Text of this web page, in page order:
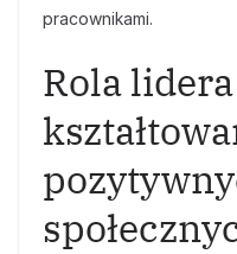
pracownikami.
Rola